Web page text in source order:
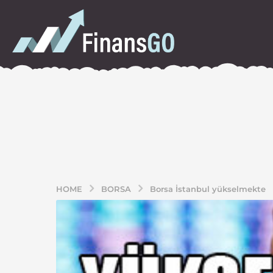
HOME BORSA Borsa İstanbul yükselmekte